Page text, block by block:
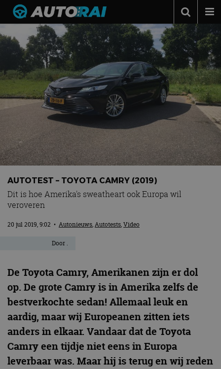
Autonieuws
Podcast
Autotests
Automerken
Adverteren
MotorRAI.nl
AUTOTEST – TOYOTA CAMRY (2019)
Dit is hoe Amerika's sweatheart ook Europa wil
veroveren
20 jul 2019, 9:02 • Autonieuws,Autotests,Video
Door .
De Toyota Camry, Amerikanen zijn er dol
op. De grote Camry is in Amerika zelfs de
bestverkochte sedan! Allemaal leuk en
aardig, maar wij Europeanen zitten iets
anders in elkaar. Vandaar dat de Toyota
Camry een tijdje niet eens in Europa
leverbaar was. Maar hij is terug en wij reden